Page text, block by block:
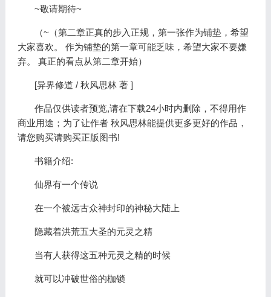
~敬请期待~
（~（第二章正真的步入正规，第一张作为铺垫，希望
大家喜欢。 作为铺垫的第一章可能乏味，希望大家不要嫌
弃。 真正的看点从第二章开始）
[异界修道 / 秋风思林 著 ]
作品仅供读者预览,请在下载24小时内删除，不得用作
商业用途；为了让作者 秋风思林能提供更多更好的作品，
请您购买请购买正版图书!
书籍介绍:
仙界有一个传说
在一个被远古众神封印的神秘大陆上
隐藏着洪荒五大圣的元灵之精
当有人获得这五种元灵之精的时候
就可以冲破世俗的枷锁